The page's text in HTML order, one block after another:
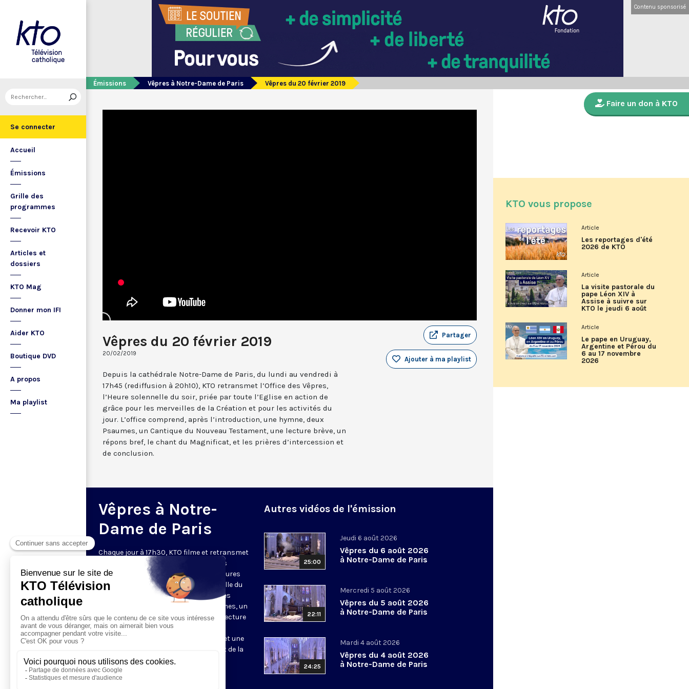
Se connecter
Accueil
Émissions
Grille des
programmes
Recevoir KTO
Articles et
dossiers
KTO Mag
Donner mon IFI
Aider KTO
Boutique DVD
A propos
Ma playlist
Contenu sponsorisé
Émissions Vêpres à Notre-Dame de Paris Vêpres du 20 février 2019
Vêpres du 20 février 2019
20/02/2019
Partager
Ajouter à ma playlist
Depuis la cathédrale Notre-Dame de Paris, du lundi au vendredi à
17h45 (rediffusion à 20h10), KTO retransmet l’Office des Vêpres,
l’Heure solennelle du soir, priée par toute l’Eglise en action de
grâce pour les merveilles de la Création et pour les activités du
jour. L’office comprend, après l’introduction, une hymne, deux
Psaumes, un Cantique du Nouveau Testament, une lecture brève, un
répons bref, le chant du Magnificat, et les prières d’intercession et
de conclusion.
Vêpres à Notre-
Dame de Paris
Chaque jour à 17h30, KTO filme et retransmet
les Vêpres depuis Notre-Dame de Paris
rouverte. Les Vêpres font partie des Heures
de l’Office divin, c’est la prière solennelle du
soir. L’office de Vêpres comprend, après
l’introduction, une hymne, deux Psaumes, un
Cantique du Nouveau Testament, une lecture
brève, le chant d’actions de grâces du
Magnificat, les prières d’intercession et une
brève oraison. Les textes des Vêpres et de la
messe sont presque toujours ceux
qu’indiquent le site
Autres vidéos de l'émission
25:00
Jeudi 6 août 2026
Vêpres du 6 août 2026
à Notre-Dame de Paris
22:11
Mercredi 5 août 2026
Vêpres du 5 août 2026
à Notre-Dame de Paris
24:25
Mardi 4 août 2026
Vêpres du 4 août 2026
à Notre-Dame de Paris
Faire un don à KTO
KTO vous propose
Article
Les reportages d'été
2026 de KTO
Article
La visite pastorale du
pape Léon XIV à
Assise à suivre sur
KTO le jeudi 6 août
Article
Le pape en Uruguay,
Argentine et Pérou du
6 au 17 novembre
2026